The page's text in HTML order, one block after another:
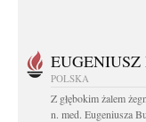
POLSKA
Z głębokim żalem
n. med. Eugeniusza